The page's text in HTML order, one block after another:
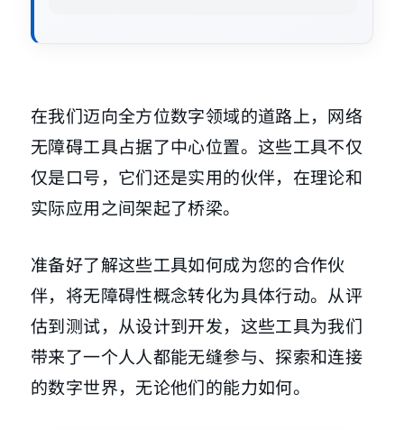
在我们迈向全方位数字领域的道路上，网络
无障碍工具占据了中心位置。这些工具不仅
仅是口号，它们还是实用的伙伴，在理论和
实际应用之间架起了桥梁。
准备好了解这些工具如何成为您的合作伙
伴，将无障碍性概念转化为具体行动。从评
估到测试，从设计到开发，这些工具为我们
带来了一个人人都能无缝参与、探索和连接
的数字世界，无论他们的能力如何。